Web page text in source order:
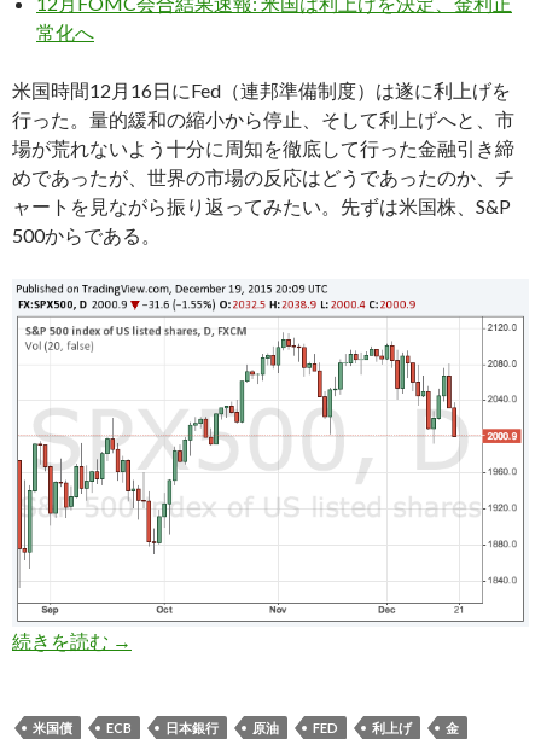
常化へ
米国時間12月16日にFed（連邦準備制度）は遂に利上げを
行った。量的緩和の縮小から停止、そして利上げへと、市
場が荒れないよう十分に周知を徹底して行った金融引き締
めであったが、世界の市場の反応はどうであったのか、チ
ャートを見ながら振り返ってみたい。先ずは米国株、S&P
500からである。
続きを読む 米国利上げ後の世界の金融市場チャート: 株式、
→
米国債 ECB 日本銀行 原油 FED 利上げ 金